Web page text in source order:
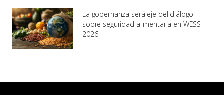
La gobernanza será eje del diálogo
sobre seguridad alimentaria en WESS
2026